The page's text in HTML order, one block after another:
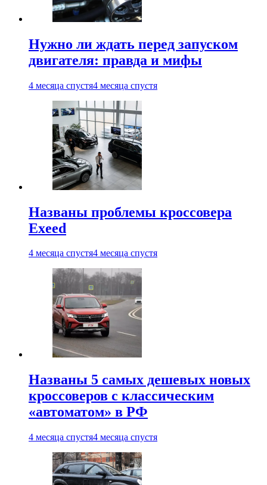
Нужно ли ждать перед запуском
двигателя: правда и мифы
4 месяца спустя4 месяца спустя
Названы проблемы кроссовера
Exeed
4 месяца спустя4 месяца спустя
Названы 5 самых дешевых новых
кроссоверов с классическим
«автоматом» в РФ
4 месяца спустя4 месяца спустя